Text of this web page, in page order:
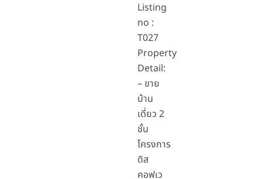
Listing
no :
T027
Property
Detail:
– ขาย
บ้าน
เดี่ยว 2
ชั้น
โครงการ
ดิส
คอฟเว